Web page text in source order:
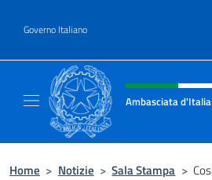
Governo Italiano
Intestazione sito,
Ambasciata
Home > Notizie > Sala Stampa >